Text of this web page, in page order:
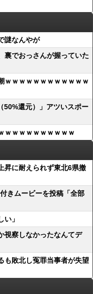
謎なんやが
裏でおっさんが握っていた
ｗｗｗｗｗｗｗｗｗｗｗｗ
50%還元）」アツいスポー
ｗｗｗｗｗｗｗｗｗｗ
昇に耐えられず東北6県撤
きムービーを投稿「全部
」
視察しなかったなんてデ
も敗北し冤罪当事者が失望